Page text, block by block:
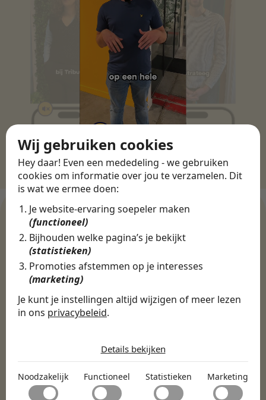
Wij gebruiken cookies
Hey daar! Even een mededeling - we gebruiken
cookies om informatie over jou te verzamelen. Dit
is wat we ermee doen:
Je website-ervaring soepeler maken
(functioneel)
Bijhouden welke pagina’s je bekijkt
(statistieken)
Promoties afstemmen op je interesses
(marketing)
Je kunt je instellingen altijd wijzigen of meer lezen
in ons privacybeleid.
Noodzakelijk
Noodzakelijke cookies helpen een website bruikbaar te
maken door basisfuncties zoals paginanavigatie en
Functioneel
Details bekijken
Noodzakelijk Functioneel Statistieken Marketing
WERKGEVERS
Ontdek meer dan 500+
werkgevers
Finance, HR & administratie
Onderwijs & Kinderopvang
Techniek, Productie, Logistiek & Groen